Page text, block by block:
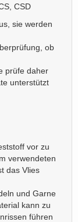
CSD
sie werden
ob
prüfe daher
unterstützt
vor zu
verwendeten
das Vlies
und Garne
kann zu
führen